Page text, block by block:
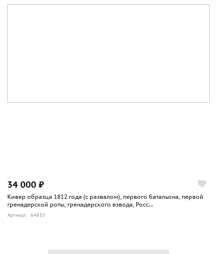
34 000 ₽
Кивер образца 1812 года (с развалом), первого батальона, первой
гренадерской роты, гренадерского взвода, Росс...
Артикул: 64833